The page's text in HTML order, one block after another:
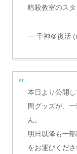
暗殺教室のス
— 千神＠復活
本日より公開
間グッズが、
ん。
明日以降も一
をお運びくださ